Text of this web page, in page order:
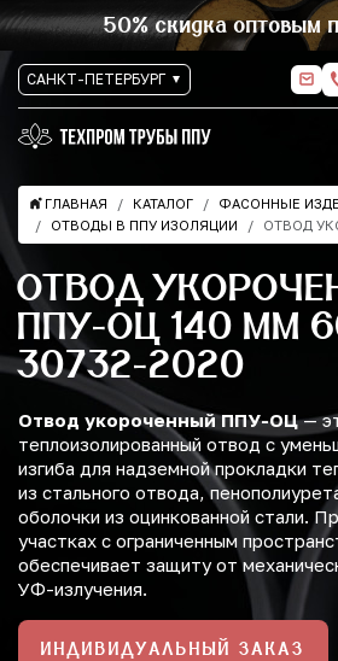
50% скидка оптовым
САНКТ-ПЕТЕРБУРГ
ГЛАВНАЯ КАТАЛОГ
ФАСОННЫЕ
ОТВОДЫ В ППУ ИЗОЛЯЦИИ
ОТВОД
ОТВОД
ППУ-ОЦ 140 ММ
30732-2020
Отвод укороченный ППУ-ОЦ—
теплоизолированный отвод с
изгиба для надземной прокладки
из стального отвода,
оболочки из оцинкованной стали.
участках с ограниченным
обеспечивает защиту от
УФ-излучения.
ИНДИВИДУАЛЬНЫЙ ЗАКАЗ